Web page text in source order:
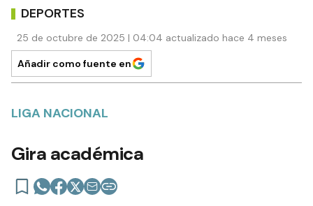
DEPORTES
25 de octubre de 2025 | 04:04 actualizado hace 4 meses
Añadir como fuente en
LIGA NACIONAL
Gira académica